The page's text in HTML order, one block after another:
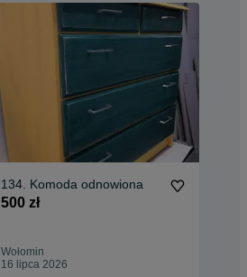
134. Komoda odnowiona
500 zł
Wołomin
16 lipca 2026